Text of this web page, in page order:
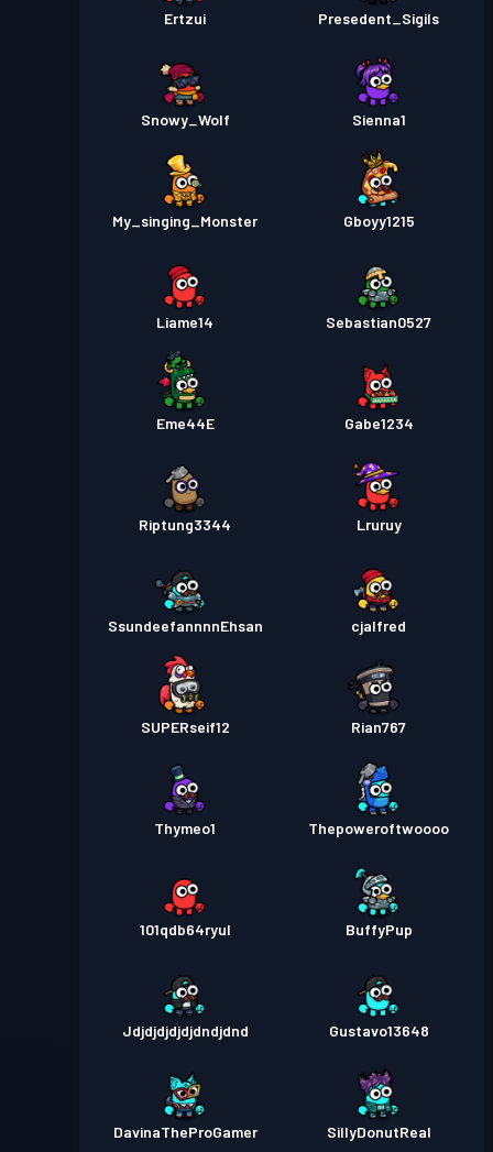
Ertzui Presedent_Sigils
Snowy_Wolf Sienna1
My_singing_Monster Gboyy1215
Liame14 Sebastian0527
Eme44E Gabe1234
Riptung3344 Lruruy
SsundeefannnnEhsan cjalfred
SUPERseif12 Rian767
Thymeo1 Thepoweroftwoooo
101qdb64ryul BuffyPup
Jdjdjdjdjdjdndjdnd Gustavo13648
DavinaTheProGamer SillyDonutReal